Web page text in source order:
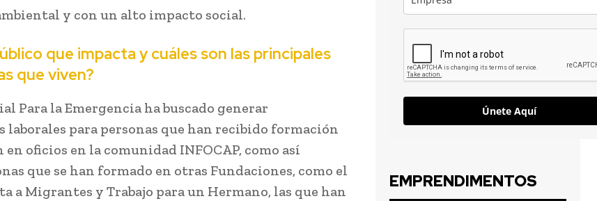
y con un alto impacto social.
que impacta y cuáles son las principales
que viven?
Para la Emergencia ha buscado generar
laborales para personas que han recibido formación
oficios en la comunidad INFOCAP, como así
que se han formado en otras Fundaciones, como el
a Migrantes y Trabajo para un Hermano, las que han
Únete Aquí
EMPRENDIMENTOS